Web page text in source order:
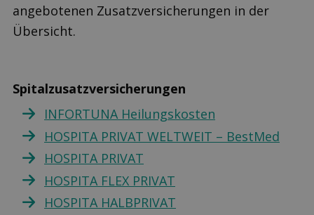
angebotenen Zusatzversicherungen in der
Übersicht.
Spitalzusatzversicherungen
INFORTUNA Heilungskosten
HOSPITA PRIVAT WELTWEIT – BestMed
HOSPITA PRIVAT
HOSPITA FLEX PRIVAT
HOSPITA HALBPRIVAT